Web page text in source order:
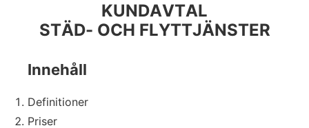
KUNDAVTAL
STÄD- OCH FLYTTJÄNSTER
Innehåll
Definitioner
Priser